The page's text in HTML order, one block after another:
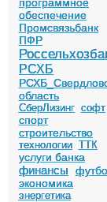
обеспечение
Промсвязьбанк
ПФР
РСХБ
область
СберЛизинг софт
спорт
строительство
технологии ТТК
услуги банка
финансы
экономика
энергетика